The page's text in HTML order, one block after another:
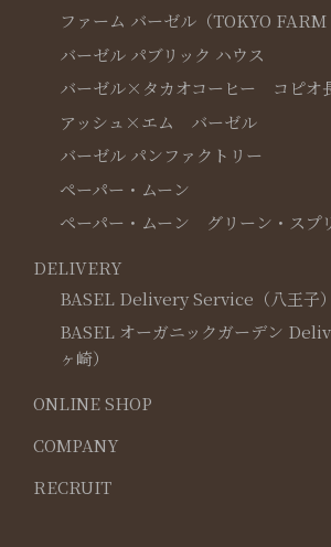
ファーム バーゼル（TOKYO FARM
バーゼル パブリック ハウス
バーゼル×タカオコーヒー コピオ
アッシュ×エム バーゼル
バーゼル パンファクトリー
ペーパー・ムーン
ペーパー・ムーン グリーン・スプ
DELIVERY
BASEL Delivery Service（八王子）
BASEL オーガニックガーデン
ヶ崎）
ONLINE SHOP
COMPANY
RECRUIT